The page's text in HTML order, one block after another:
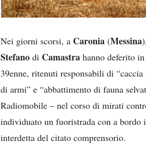
Nei giorni scorsi, a Caronia (Messina
Stefano di Camastra hanno deferito
39enne, ritenuti responsabili di
di armi” e “abbattimento di fauna
Radiomobile – nel corso di mirati
individuato un fuoristrada con a bordo
interdetta del citato comprensorio.